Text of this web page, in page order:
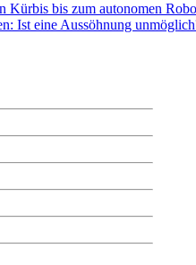
Kürbis bis zum autonomen
Ist eine Aussöhnung